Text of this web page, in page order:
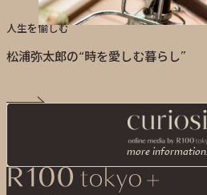
人生を愉しむ
松浦弥太郎の“時を愛しむ暮らし”
more information